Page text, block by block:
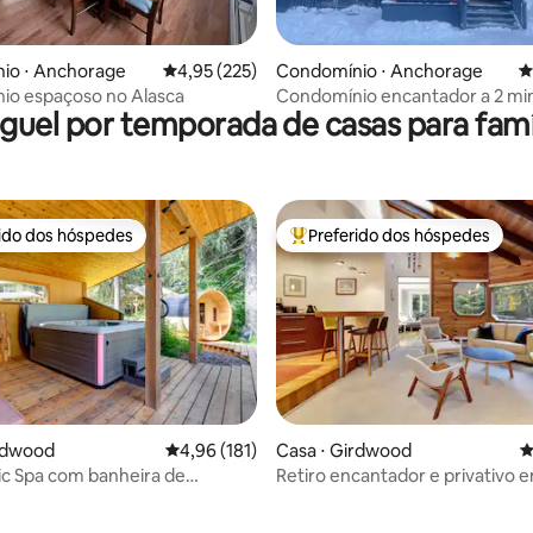
de 5, 177 avaliações
⋅ Anchorage 4,95 de uma avaliação média de 5, 225
4,95 (225)
espaçoso no Alasca
Condomínio ⋅ Anchorage
Condomínio encantador a 2
do teleférico!
por temporada de casas para
preferidos dos hóspedes
dos hóspedes
4,96 de uma avaliação média de 5, 181
4,96 (181)
Spa com banheira de
Entre os melhores preferidos
Preferido dos hóspedes
Casa ⋅ Girdwood
Retiro encantador e privativo